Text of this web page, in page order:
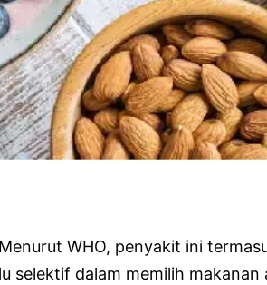
WHO, penyakit ini
selektif dalam memilih makanan